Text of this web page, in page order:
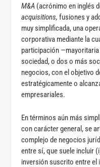
M&A (acrónimo en inglés
acquisitions,fusiones y
muy simplificada, una
corporativa mediante la
participación
sociedad, o dos o más
negocios, con el objetivo
estratégicamente o
empresariales.
En términos aún más
con carácter general, se
complejo de negocios
entre sí, que suele incluir
inversión suscrito entre el